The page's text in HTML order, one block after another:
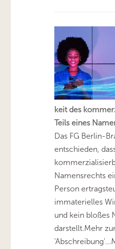
keit des
Teils eines
Das FG Berlin-
entschieden,
Namensrechts
Person
immaterielles
und kein bloßes
darstellt.Mehr